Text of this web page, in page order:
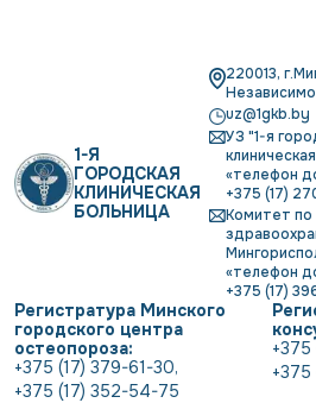
1-Я
ГОРОДСКАЯ
КЛИНИЧЕСКАЯ
БОЛЬНИЦА
220013,
uz@1gkb.by
УЗ "1-я
«телефон
+375 (17)
Комитет по
«телефон
+375 (17)
Регистратура Минского
городского центра
остеопороза:
+375 (17) 379-61-30,
+375 (17) 352-54-75